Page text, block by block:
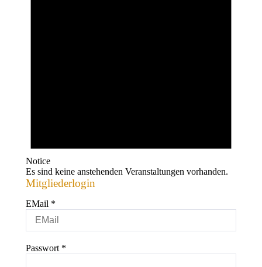
Notice
Es sind keine anstehenden Veranstaltungen vorhanden.
Mitgliederlogin
EMail *
Passwort *